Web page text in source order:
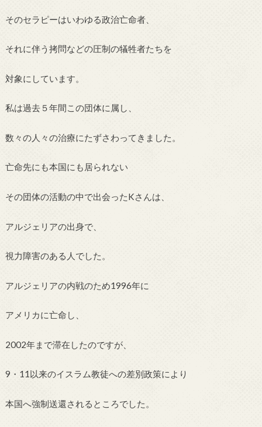
そのセラピーはいわゆる政治亡命者、
それに伴う拷問などの圧制の犠牲者たちを
対象にしています。
私は過去５年間この団体に属し、
数々の人々の治療にたずさわってきました。
亡命先にも本国にも居られない
その団体の活動の中で出会ったKさんは、
アルジェリアの出身で、
視力障害のある人でした。
アルジェリアの内戦のため1996年に
アメリカに亡命し、
2002年まで滞在したのですが、
9・11以来のイスラム教徒への差別政策により
本国へ強制送還されるところでした。